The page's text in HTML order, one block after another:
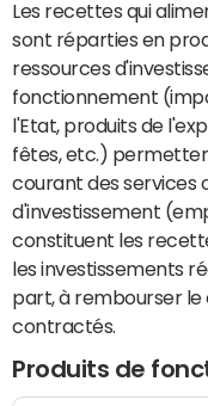
Les recettes qui
sont réparties en
ressources
fonctionnement
l'Etat, produits de
fêtes, etc.)
courant des services
d'investissement
constituent les
les investissements
part, à rembourser le
contractés.
Produits de